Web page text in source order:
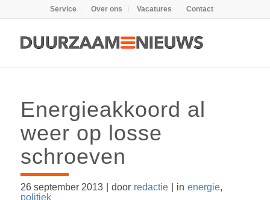
Service Over ons Vacatures Contact
Energieakkoord al
weer op losse
schroeven
26 september 2013 door redactie in energie,
politiek